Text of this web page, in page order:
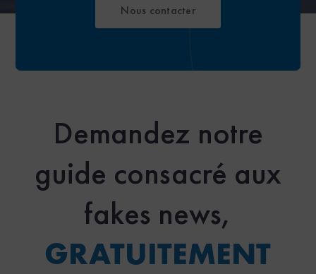
Nous contacter
Demandez notre
guide consacré aux
fakes news,
GRATUITEMENT